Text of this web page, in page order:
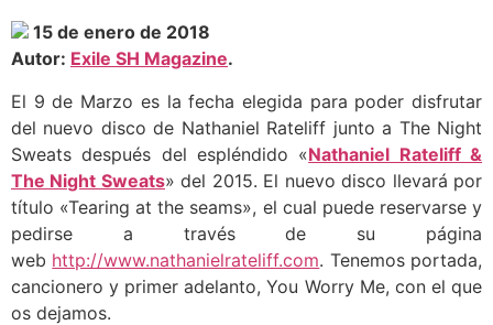
15 de enero de 2018
Autor: Exile SH Magazine.
El 9 de Marzo es la fecha elegida para poder disfrutar
del nuevo disco de Nathaniel Rateliff junto a The Night
Sweats después del espléndido «Nathaniel Rateliff &
The Night Sweats» del 2015. El nuevo disco llevará por
título «Tearing at the seams», el cual puede reservarse y
pedirse a través de su página
web http://www.nathanielrateliff.com. Tenemos portada,
cancionero y primer adelanto, You Worry Me, con el que
os dejamos.